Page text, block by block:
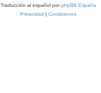
Traducción al español porphpBB España
Privacidad | Condiciones